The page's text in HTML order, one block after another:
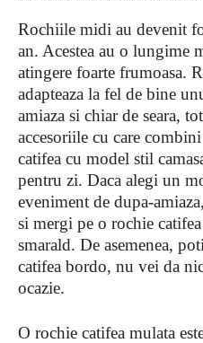
Rochiile midi au devenit
an. Acestea au o lungime
atingere foarte frumoasa.
adapteaza la fel de bine
amiaza si chiar de seara,
accesoriile cu care
catifea cu model stil
pentru zi. Daca alegi un
eveniment de dupa-
si mergi pe o rochie
smarald. De asemenea,
catifea bordo, nu vei da
ocazie.
O rochie catifea mulata